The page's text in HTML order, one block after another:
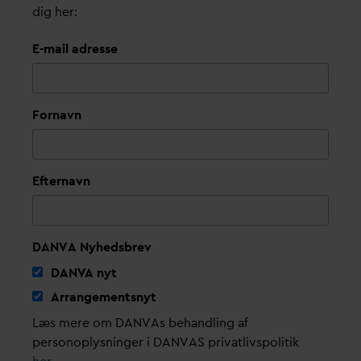
dig her:
E-mail adresse
Fornavn
Efternavn
DANVA Nyhedsbrev
DANVA nyt
Arrangementsnyt
Læs mere om DANVAs behandling af
personoplysninger i DANVAS privatlivspolitik